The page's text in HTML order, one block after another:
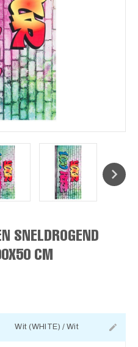
SNELDROGEND
CM
Wit (WHITE) / Wit